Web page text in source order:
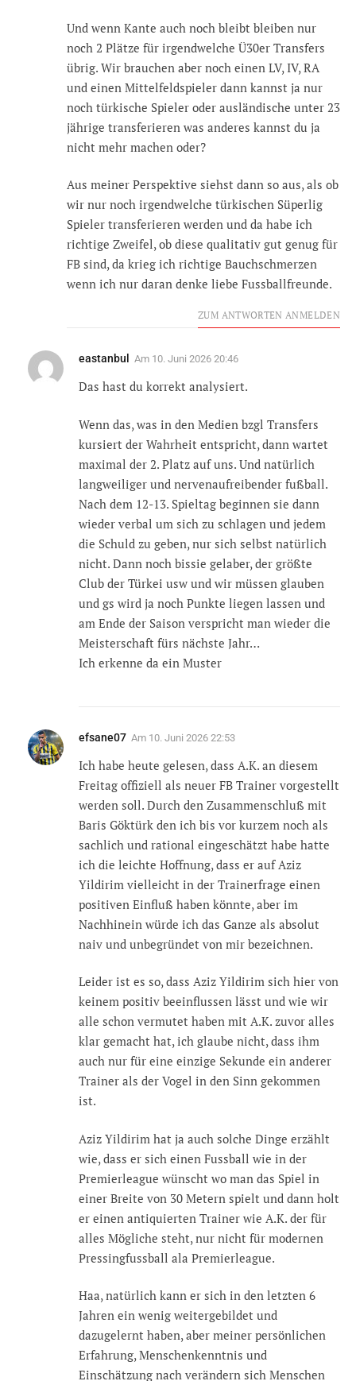
Und wenn Kante auch noch bleibt bleiben nur
noch 2 Plätze für irgendwelche Ü30er Transfers
übrig. Wir brauchen aber noch einen LV, IV, RA
und einen Mittelfeldspieler dann kannst ja nur
noch türkische Spieler oder ausländische unter 23
jährige transferieren was anderes kannst du ja
nicht mehr machen oder?
Aus meiner Perspektive siehst dann so aus, als ob
wir nur noch irgendwelche türkischen Süperlig
Spieler transferieren werden und da habe ich
richtige Zweifel, ob diese qualitativ gut genug für
FB sind, da krieg ich richtige Bauchschmerzen
wenn ich nur daran denke liebe Fussballfreunde.
ZUM ANTWORTEN ANMELDEN
eastanbul Am 10. Juni 2026 20:46
Das hast du korrekt analysiert.
Wenn das, was in den Medien bzgl Transfers
kursiert der Wahrheit entspricht, dann wartet
maximal der 2. Platz auf uns. Und natürlich
langweiliger und nervenaufreibender fußball.
Nach dem 12-13. Spieltag beginnen sie dann
wieder verbal um sich zu schlagen und jedem
die Schuld zu geben, nur sich selbst natürlich
nicht. Dann noch bissie gelaber, der größte
Club der Türkei usw und wir müssen glauben
und gs wird ja noch Punkte liegen lassen und
am Ende der Saison verspricht man wieder die
Meisterschaft fürs nächste Jahr…
Ich erkenne da ein Muster
efsane07 Am 10. Juni 2026 22:53
Ich habe heute gelesen, dass A.K. an diesem
Freitag offiziell als neuer FB Trainer vorgestellt
werden soll. Durch den Zusammenschluß mit
Baris Göktürk den ich bis vor kurzem noch als
sachlich und rational eingeschätzt habe hatte
ich die leichte Hoffnung, dass er auf Aziz
Yildirim vielleicht in der Trainerfrage einen
positiven Einfluß haben könnte, aber im
Nachhinein würde ich das Ganze als absolut
naiv und unbegründet von mir bezeichnen.
Leider ist es so, dass Aziz Yildirim sich hier von
keinem positiv beeinflussen lässt und wie wir
alle schon vermutet haben mit A.K. zuvor alles
klar gemacht hat, ich glaube nicht, dass ihm
auch nur für eine einzige Sekunde ein anderer
Trainer als der Vogel in den Sinn gekommen
ist.
Aziz Yildirim hat ja auch solche Dinge erzählt
wie, dass er sich einen Fussball wie in der
Premierleague wünscht wo man das Spiel in
einer Breite von 30 Metern spielt und dann holt
er einen antiquierten Trainer wie A.K. der für
alles Mögliche steht, nur nicht für modernen
Pressingfussball ala Premierleague.
Haa, natürlich kann er sich in den letzten 6
Jahren ein wenig weitergebildet und
dazugelernt haben, aber meiner persönlichen
Erfahrung, Menschenkenntnis und
Einschätzung nach verändern sich Menschen